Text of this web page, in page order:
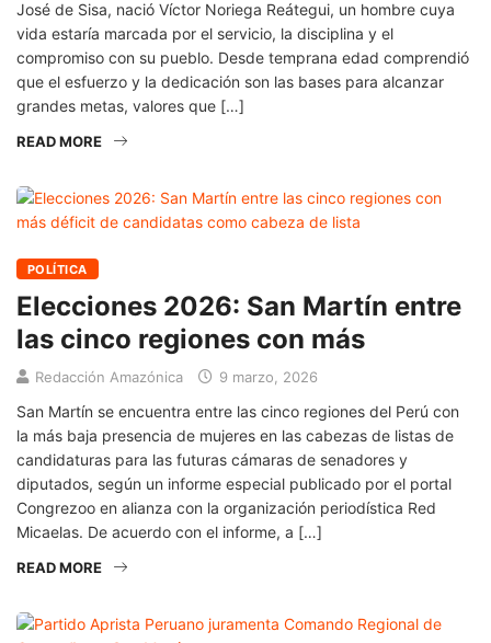
José de Sisa, nació Víctor Noriega Reátegui, un hombre cuya
vida estaría marcada por el servicio, la disciplina y el
compromiso con su pueblo. Desde temprana edad comprendió
que el esfuerzo y la dedicación son las bases para alcanzar
grandes metas, valores que […]
READ MORE
POLÍTICA
Elecciones 2026: San Martín entre
las cinco regiones con más
Redacción Amazónica 9 marzo, 2026
San Martín se encuentra entre las cinco regiones del Perú con
la más baja presencia de mujeres en las cabezas de listas de
candidaturas para las futuras cámaras de senadores y
diputados, según un informe especial publicado por el portal
Congrezoo en alianza con la organización periodística Red
Micaelas. De acuerdo con el informe, a […]
READ MORE